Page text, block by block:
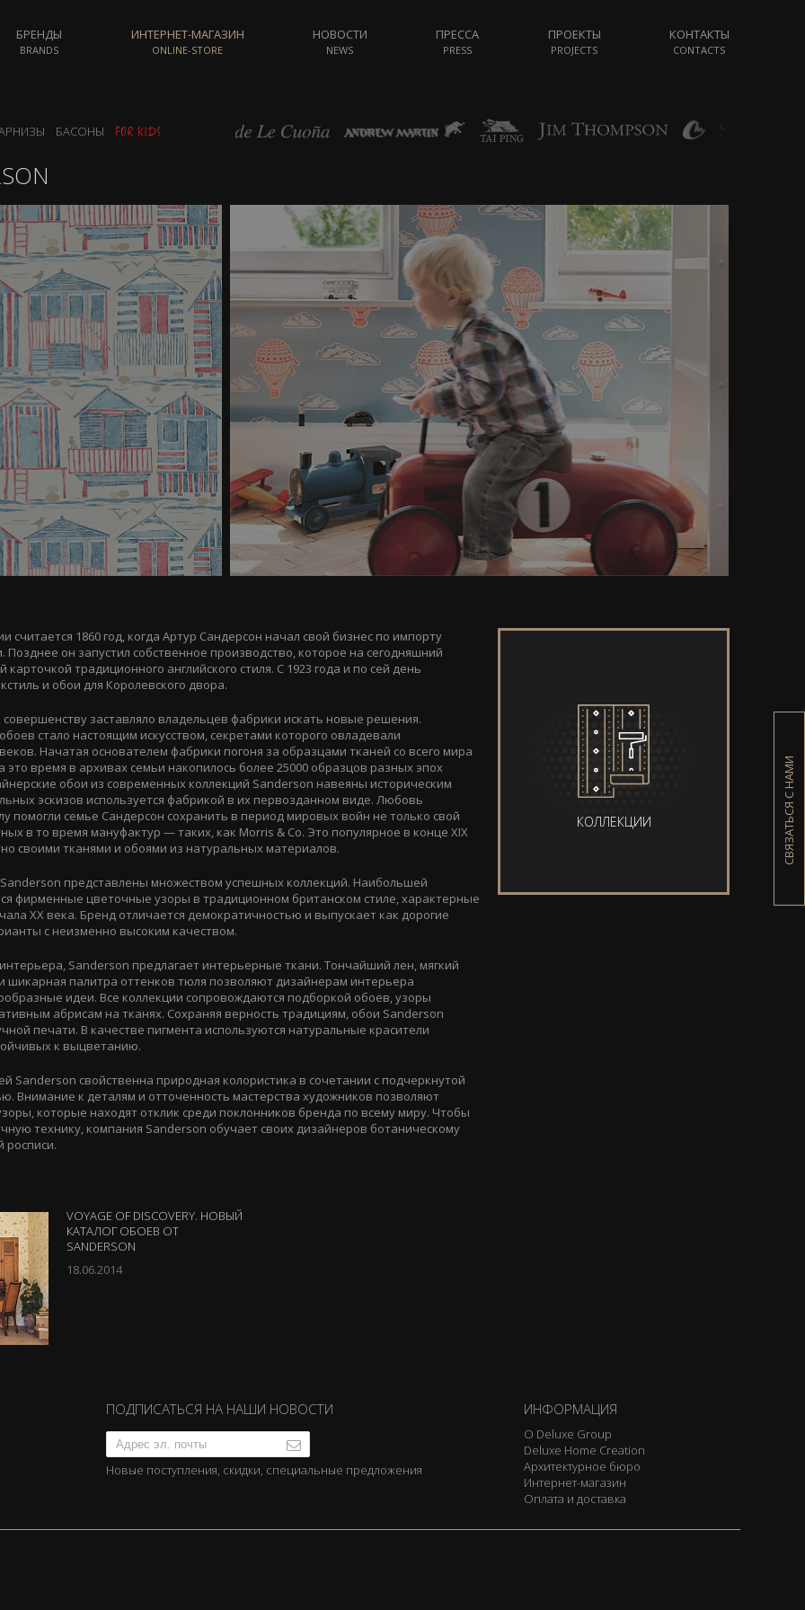
СВЯЗАТЬСЯ С НАМИ
БРЕНДЫ
BRANDS
ИНТЕРНЕТ-МАГАЗИН
ONLINE-STORE
НОВОСТИ
NEWS
ПРЕССА
PRESS
ПРОЕКТЫ
PROJECTS
КОНТАКТЫ
CONTACTS
БАСОНЫ
считается 1860 год, когда Артур Сандерсон начал свой бизнес по импорту
Позднее он запустил собственное производство, которое на сегодняшний
карточкой традиционного английского стиля. С 1923 года и по сей день
и обои для Королевского двора.
заставляло владельцев фабрики искать новые решения.
стало настоящим искусством, секретами которого овладевали
Начатая основателем фабрики погоня за образцами тканей со всего мира
это время в архивах семьи накопилось более 25000 образцов разных эпох
обои из современных коллекций Sanderson навеяны историческим
эскизов используется фабрикой в их первозданном виде. Любовь
помогли семье Сандерсон сохранить в период мировых войн не только свой
в то время мануфактур — таких, как Morris & Co. Это популярное в конце XIX
своими тканями и обоями из натуральных материалов.
представлены множеством успешных коллекций. Наибольшей
фирменные цветочные узоры в традиционном британском стиле, характерные
XX века. Бренд отличается демократичностью и выпускает как дорогие
с неизменно высоким качеством.
Sanderson предлагает интерьерные ткани. Тончайший лен, мягкий
шикарная палитра оттенков тюля позволяют дизайнерам интерьера
идеи. Все коллекции сопровождаются подборкой обоев, узоры
абрисам на тканях. Сохраняя верность традициям, обои Sanderson
печати. В качестве пигмента используются натуральные красители
к выцветанию.
Sanderson свойственна природная колористика в сочетании с подчеркнутой
Внимание к деталям и отточенность мастерства художников позволяют
которые находят отклик среди поклонников бренда по всему миру. Чтобы
технику, компания Sanderson обучает своих дизайнеров ботаническому
росписи.
КОЛЛЕКЦИИ
VOYAGE OF DISCOVERY. НОВЫЙ
КАТАЛОГ ОБОЕВ ОТ
SANDERSON
18.06.2014
ПОДПИСАТЬСЯ НА НАШИ НОВОСТИ
Новые поступления, скидки, специальные предложения
ИНФОРМАЦИЯ
О Deluxe Group
Deluxe Home Creation
Архитектурное бюро
Интернет-магазин
Оплата и доставка